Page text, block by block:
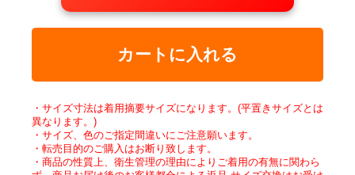
カートに入れる
・サイズ寸法は着用摘要サイズになります。(平置きサイズとは
異なります。)
・サイズ、色のご指定間違いにご注意願います。
・転売目的のご購入はお断り致します。
・商品の性質上、衛生管理の理由によりご着用の有無に関わら